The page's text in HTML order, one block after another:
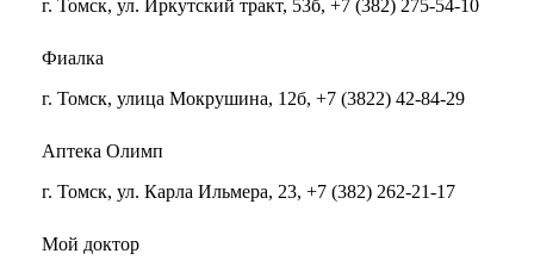
г. Томск, ул. Иркутский тракт, 53б, +7 (382) 275-54-10
Фиалка
г. Томск, улица Мокрушина, 12б, +7 (3822) 42-84-29
Аптека Олимп
г. Томск, ул. Карла Ильмера, 23, +7 (382) 262-21-17
Мой доктор